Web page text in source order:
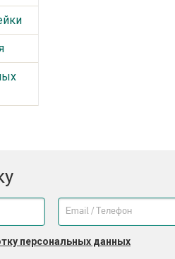
персональных данных